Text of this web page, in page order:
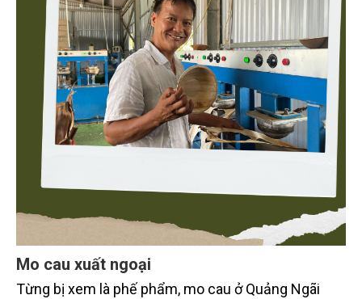
Mo cau xuất ngoại
Từng bị xem là phế phẩm, mo cau ở Quảng Ngãi